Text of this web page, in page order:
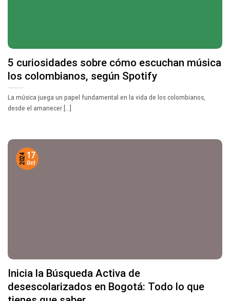
5 curiosidades sobre cómo escuchan música
los colombianos, según Spotify
La música juega un papel fundamental en la vida de los colombianos,
desde el amanecer [...]
Inicia la Búsqueda Activa de
desescolarizados en Bogotá: Todo lo que
17
Oct
2024